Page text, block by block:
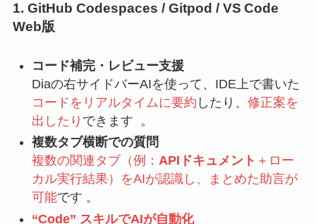
1. GitHub Codespaces / Gitpod / VS Code
Web版
コード補完・レビュー支援
Diaの右サイドバーAIを使って、IDE上で書いた
コードをリアルタイムに要約 したり、 修正案を
出したり できます 。
複数タブ横断での質問
複数の関連タブ（例： APIドキュメント ＋ロー
カル実行結果）をAIが認識し、まとめた助言が
可能です 。
“Code” スキルでAIが自動化